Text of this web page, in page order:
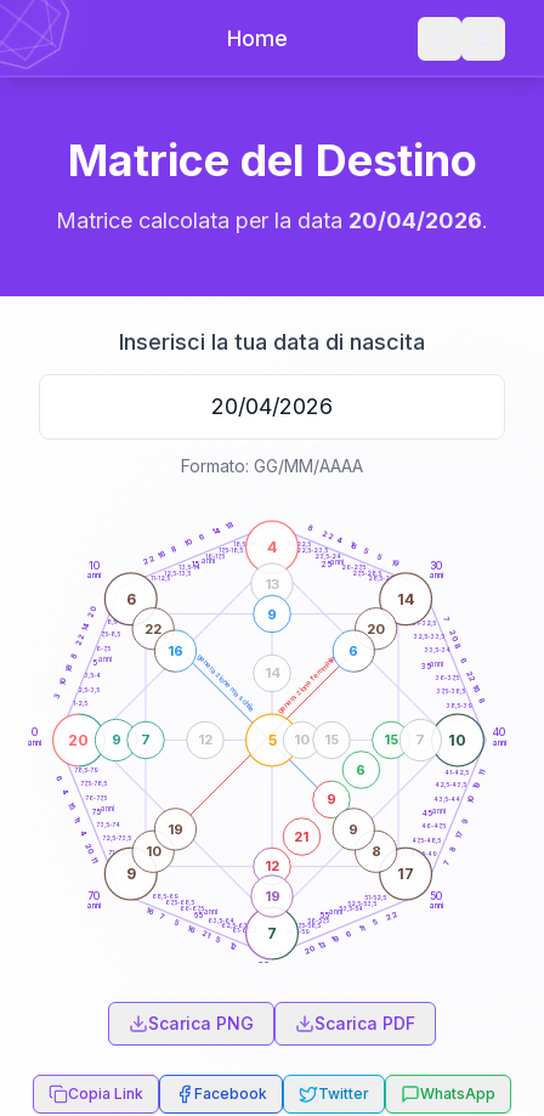
Home
Matrice del Destino
Matrice calcolata per la data 20/04/2026.
Inserisci la tua data di nascita
Formato: GG/MM/AAAA
generazione maschile generazione femminile
0
anni
10
anni
30
anni
40
anni
50
anni
60
70
anni
1-2,5
2,5-3,5
3,5-4
6-7,5
7,5-8,5
8,5-9
11-12,5
12,5-13,5
13,5-14
16-17,5
17,5-18,5
18,5-19
21-22,5
22,5-23,5
23,5-24
26-27,5
27,5-28,5
28,5-29
31-32,5
32,5-33,5
33,5-34
36-37,5
37,5-38,5
38,5-39
41-42,5
42,5-43,5
43,5-44
46-47,5
47,5-48,5
48,5-49
51-52,5
52,5-53,5
53,5-54
56-57,5
57,5-58,5
58,5-59
61-62,5
62,5-63,5
63,5-64
66-67,5
67,5-68,5
68,5-69
71-72,5
72,5-73,5
73,5-74
76-77,5
77,5-78,5
78,5-79
3
10
18
8
22
14
20
22 16
8
10
6
14
18 8
22 4
18 5
5
19
7
20
8
6
22
16
8
11
19
10
9
17
8
7
22
5
11
6
19
13
20
12
5
21
16
5
7
16
11
20
4
11
15
4
6
20
4
10
7
5
6 14
9 17
12
21
9
6
15
9
13
7
19
7
9
10 15
12
14
22
16
20
6
10
19
8
9
5anni
15 anni 25anni
35anni
45anni
55anni
65anni
75anni
Scarica PNG Scarica PDF
Copia Link Facebook Twitter WhatsApp